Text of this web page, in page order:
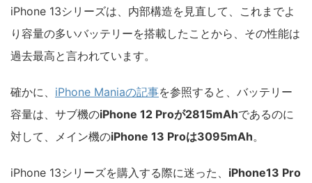
iPhone 13シリーズは、内部構造を見直して、これまでよ
り容量の多いバッテリーを搭載したことから、その性能は
過去最高と言われています。
確かに、 iPhone Maniaの記事を参照すると、バッテリー
容量は、サブ機のiPhone 12 Proが2815mAhであるのに
対して、メイン機のiPhone 13 Proは3095mAh。
iPhone 13シリーズを購入する際に迷った、 iPhone13 Pro